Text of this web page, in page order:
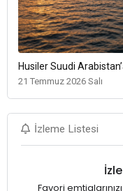
Husiler Suudi
21 Temmuz 2026 Salı
İzleme Listesi
Favori